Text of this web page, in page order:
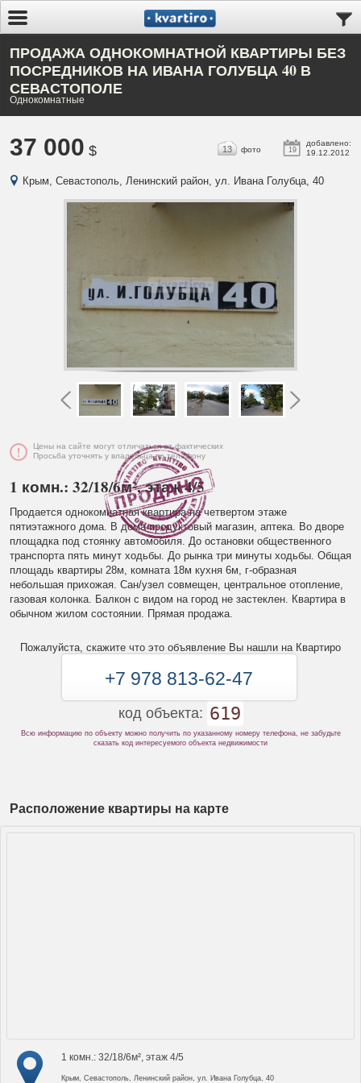
ПРОДАЖА ОДНОКОМНАТНОЙ КВАРТИРЫ БЕЗ
ПОСРЕДНИКОВ НА ИВАНА ГОЛУБЦА 40 В
СЕВАСТОПОЛЕ
Однокомнатные
37 000 $ 19
добавлено:
19.12.2012
13 фото
Крым, Севастополь, Ленинский район, ул. Ивана Голубца, 40
Цены на сайте могут отличаться от фактических
Просьба уточнять у владельца по телефону
1 комн.: 32/18/6м², этаж 4/5
Продается однокомнатная квартира на четвертом этаже
пятиэтажного дома. В дома продуктовый магазин, аптека. Во дворе
площадка под стоянку автомобиля. До остановки общественного
транспорта пять минут ходьбы. До рынка три минуты ходьбы. Общая
площадь квартиры 28м, комната 18м кухня 6м, г-образная
небольшая прихожая. Сан/узел совмещен, центральное отопление,
газовая колонка. Балкон с видом на город не застеклен. Квартира в
обычном жилом состоянии. Прямая продажа.
Пожалуйста, скажите что это объявление Вы нашли на Квартиро
+7 978 813-62-47
код объекта: 619
Всю информацию по объекту можно получить по указанному номеру телефона, не забудьте
сказать код интересуемого объекта недвижимости
Расположение квартиры на карте
1 комн.: 32/18/6м², этаж 4/5
Крым, Севастополь, Ленинский район, ул. Ивана Голубца, 40